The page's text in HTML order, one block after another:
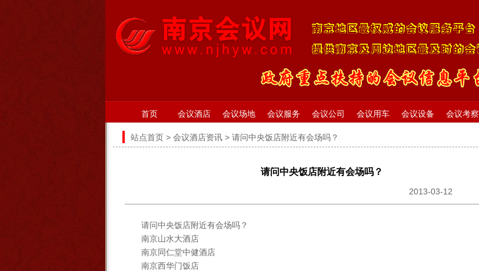
首页 会议酒店 会议场地 会议服务 会议公司 会议用车 会议设备 会议考察
站点首页 > 会议酒店资讯 > 请问中央饭店附近有会场吗？
请问中央饭店附近有会场吗？
2013-03-12
请问中央饭店附近有会场吗？
南京山水大酒店
南京同仁堂中健酒店
南京西华门饭店